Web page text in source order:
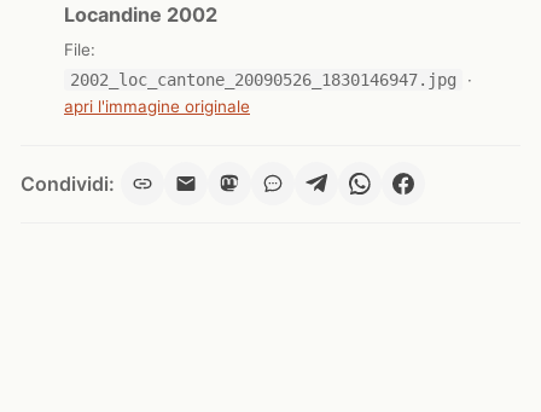
Locandine 2002
File:
2002_loc_cantone_20090526_1830146947.jpg
·
apri l'immagine originale
Condividi: